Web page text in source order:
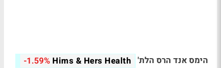
הימס אנד הרס הלת' Hims & Hers Health
-1.59%